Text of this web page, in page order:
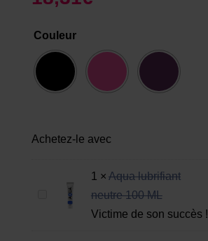
Couleur
Achetez-le avec
1 × Aqua lubrifiant
neutre 100 ML
Victime de son succès !